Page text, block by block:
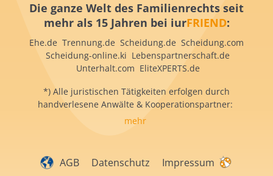
Die ganze Welt des Familienrechts seit
mehr als 15 Jahren bei iurFRIEND:
Ehe.de Trennung.de Scheidung.de Scheidung.com
Scheidung-online.ki Lebenspartnerschaft.de
Unterhalt.com EliteXPERTS.de
*) Alle juristischen Tätigkeiten erfolgen durch
handverlesene Anwälte & Kooperationspartner:
mehr
AGB Datenschutz Impressum